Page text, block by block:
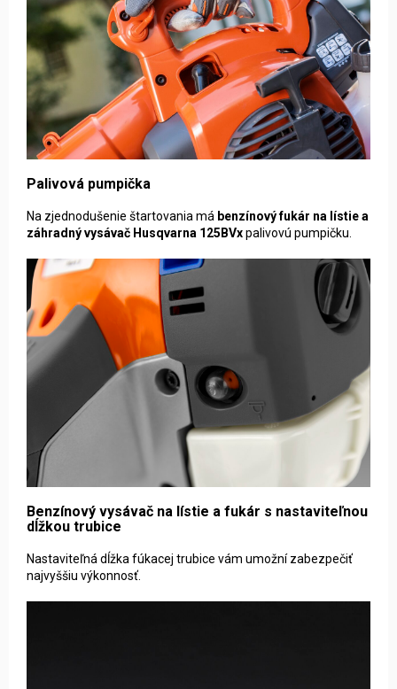
Palivová pumpička
Na zjednodušenie štartovania má benzínový fukár na lístie a
záhradný vysávač Husqvarna 125BVxpalivovú pumpičku
Benzínový vysávač na lístie a fukár s nastaviteľnou
dĺžkou trubice
Nastaviteľná dĺžka fúkacej trubice vám umožní zabezpečiť
najvyššiu výkonnosť.